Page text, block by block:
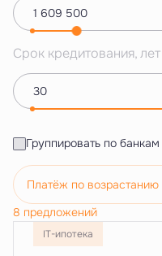
Срок кредитования, лет
Группировать по банкам
Платёж по возрастанию
8 предложений
IT-ипотека